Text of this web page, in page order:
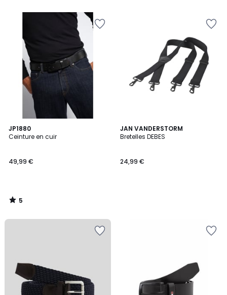
JP1880
Ceinture en cuir
49,99 €
5
/
5
/
JAN VANDERSTORM
Bretelles DEBES
24,99 €